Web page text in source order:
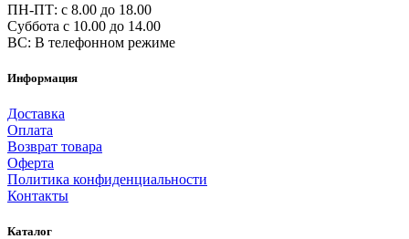
ПН-ПТ: c 8.00 до 18.00
Суббота с 10.00 до 14.00
ВС: В телефонном режиме
Информация
Доставка
Оплата
Возврат товара
Оферта
Политика конфиденциальности
Контакты
Каталог